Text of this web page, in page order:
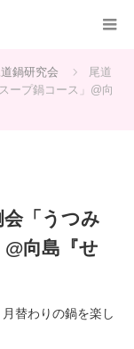
鍋研究会
尾道
ープ鍋コース」@向
「うつみ
向島『せ
替わりの鍋を楽し